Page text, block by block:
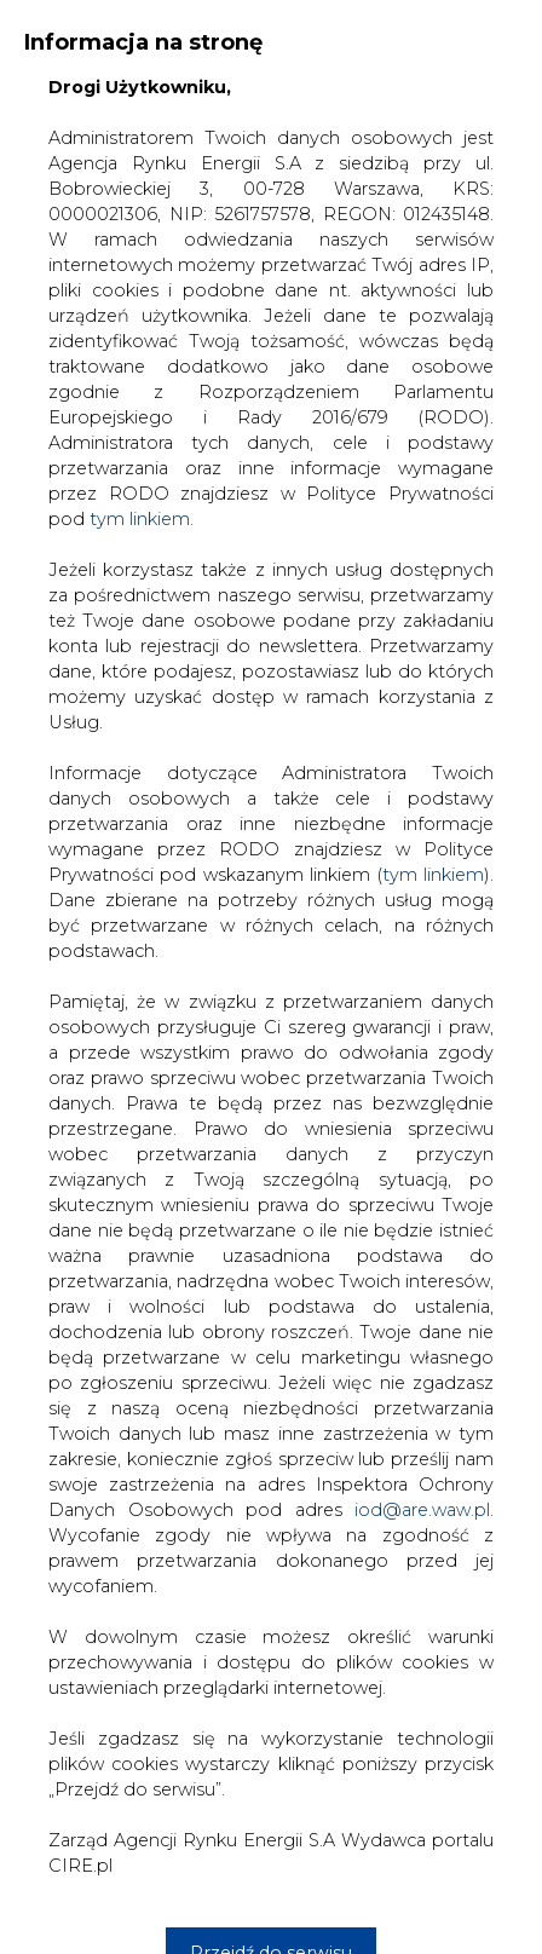
KONTAKT:
WYDAWCA PORTALU:
WYSOKI KONTRAST WIELKOŚĆ TEKSTU A A
ZALOGUJ SIĘ
WŁĄCZ CIRE.TV
Informacja na stronę
Drogi Użytkowniku,
Administratorem Twoich danych osobowych jest
Agencja Rynku Energii S.A z siedzibą przy ul.
Bobrowieckiej 3, 00-728 Warszawa, KRS:
0000021306, NIP: 5261757578, REGON: 012435148.
W ramach odwiedzania naszych serwisów
internetowych możemy przetwarzać Twój adres IP,
pliki cookies i podobne dane nt. aktywności lub
urządzeń użytkownika. Jeżeli dane te pozwalają
zidentyfikować Twoją tożsamość, wówczas będą
traktowane dodatkowo jako dane osobowe
zgodnie z Rozporządzeniem Parlamentu
Europejskiego i Rady 2016/679 (RODO).
Administratora tych danych, cele i podstawy
przetwarzania oraz inne informacje wymagane
przez RODO znajdziesz w Polityce Prywatności
pod tym linkiem.
Jeżeli korzystasz także z innych usług dostępnych
za pośrednictwem naszego serwisu, przetwarzamy
też Twoje dane osobowe podane przy zakładaniu
konta lub rejestracji do newslettera. Przetwarzamy
dane, które podajesz, pozostawiasz lub do których
możemy uzyskać dostęp w ramach korzystania z
Usług.
Informacje dotyczące Administratora Twoich
danych osobowych a także cele i podstawy
przetwarzania oraz inne niezbędne informacje
wymagane przez RODO znajdziesz w Polityce
Prywatności pod wskazanym linkiem (tym linkiem).
Dane zbierane na potrzeby różnych usług mogą
być przetwarzane w różnych celach, na różnych
podstawach.
Pamiętaj, że w związku z przetwarzaniem danych
osobowych przysługuje Ci szereg gwarancji i praw,
a przede wszystkim prawo do odwołania zgody
oraz prawo sprzeciwu wobec przetwarzania Twoich
danych. Prawa te będą przez nas bezwzględnie
przestrzegane. Prawo do wniesienia sprzeciwu
wobec przetwarzania danych z przyczyn
związanych z Twoją szczególną sytuacją, po
skutecznym wniesieniu prawa do sprzeciwu Twoje
dane nie będą przetwarzane o ile nie będzie istnieć
ważna prawnie uzasadniona podstawa do
przetwarzania, nadrzędna wobec Twoich interesów,
praw i wolności lub podstawa do ustalenia,
dochodzenia lub obrony roszczeń. Twoje dane nie
będą przetwarzane w celu marketingu własnego
po zgłoszeniu sprzeciwu. Jeżeli więc nie zgadzasz
się z naszą oceną niezbędności przetwarzania
Twoich danych lub masz inne zastrzeżenia w tym
zakresie, koniecznie zgłoś sprzeciw lub prześlij nam
swoje zastrzeżenia na adres Inspektora Ochrony
Danych Osobowych pod adres iod@are.waw.pl
Wycofanie zgody nie wpływa na zgodność z
prawem przetwarzania dokonanego przed jej
wycofaniem.
W dowolnym czasie możesz określić warunki
przechowywania i dostępu do plików cookies w
ustawieniach przeglądarki internetowej.
Jeśli zgadzasz się na wykorzystanie technologii
plików cookies wystarczy kliknąć poniższy przycisk
„Przejdź do serwisu”.
Zarząd Agencji Rynku Energii S.A Wydawca portalu
CIRE.pl
Strona główna RYNEK GAZU
Lotos nie dla PGNiG?
2010-09-13 00:00
udostępnij
Lotos nie dla PGNiG?
Minister Gospodarki Waldemar Pawlak
jest orędownikiem kupna akcji Lotosu
przez Polskie Górnictwo Naftowe i
Gazownictwo. Szef resortu skarbu
Aleksander Grad liczy raczej na dobre
oferty zagranicznych inwestorów
&#8211; czytamy w
&#8222;Rzeczpospolitej&#8221;.
W ocenie cytowanego przez „Rz” Waldemara Pawlaka, w
przypadku Lotosu nie chodzi o prostą sprzedaż akcji, ale
gwarancje, że inwestor nie zamknie firmy, zadba o jej
rozwój i obecność na krajowym rynku i w polskiej
gospodarce. W tej sytuacji wg ministra gospodarki należy
poważanie rozważyć ofertę PGNiG.
Tymczasem, jak relacjonuje dziennik, minister skarbu
Aleksander Grad miał stwierdzić, że MSP nie analizowało
takiego rozwiązania i liczy raczej na zagranicznych
inwestorów.
Według „Rzeczpospolitej” PGNiG będzie miało szansę na
zagranicznych będą mało satysfakcjonujące. Wśród
potencjalnych zainteresowanych Lotosem dziennik
wymienia między innymi Kulczyk Holding oraz Tamoil,
„Rz” zwraca również uwagę, że połączenie Lotosu i
PGNiG nie ma raczej poparcia w kręgach zbliżonych do
może dojść tylko wówczas gdy przyniesie ona
ekonomiczne korzyści i nie spowoduje obciążenia jednej
Gazownictwo # kraj